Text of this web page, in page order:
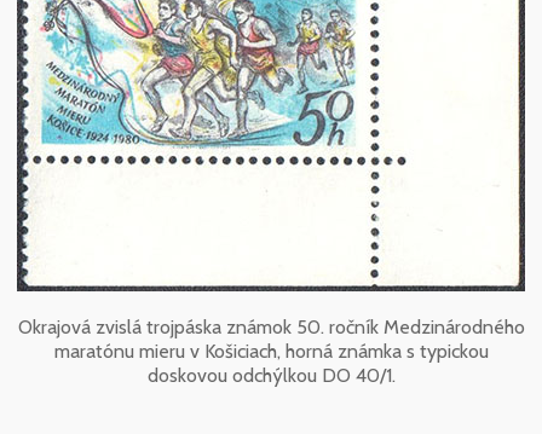
Okrajová zvislá trojpáska známok 50. ročník Medzinárodného
maratónu mieru v Košiciach, horná známka s typickou
doskovou odchýlkou DO 40/1.